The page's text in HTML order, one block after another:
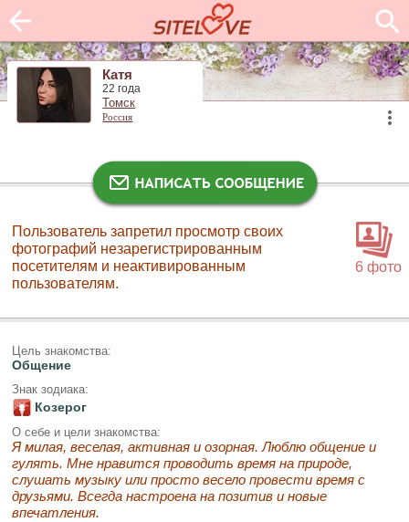
Катя
22 года
Томск
Россия
6 фото
Пользователь запретил просмотр своих
фотографий незарегистрированным
посетителям и неактивированным
пользователям.
Цель знакомства:
Общение
Знак зодиака:
Козерог
О себе и цели знакомства:
Я милая, веселая, активная и озорная. Люблю общение и
гулять. Мне нравится проводить время на природе,
слушать музыку или просто весело провести время с
друзьями. Всегда настроена на позитив и новые
впечатления.